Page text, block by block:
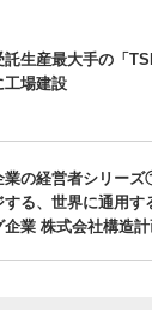
託生産最大手の「
工場建設
業の経営者シリー
する、世界に通用す
企業 株式会社構造